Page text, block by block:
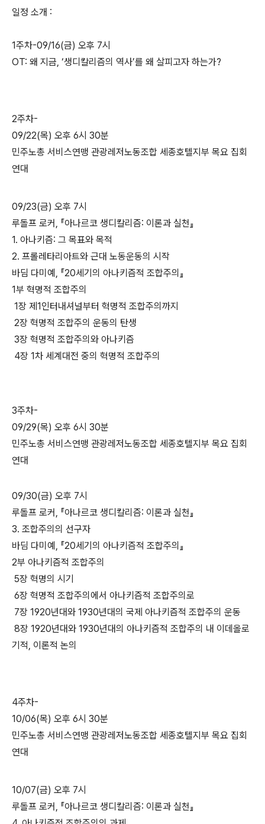
일정 소개 :
1주차-09/16(금) 오후 7시
OT: 왜 지금, ‘생디칼리즘의 역사’를 왜 살피고자 하는가?
2주차-
09/22(목) 오후 6시 30분
민주노총 서비스연맹 관광레저노동조합 세종호텔지부 목요 집회
연대
09/23(금) 오후 7시
루돌프 로커, 『아나르코 생디칼리즘: 이론과 실천』
1. 아나키즘: 그 목표와 목적
2. 프롤레타리아트와 근대 노동운동의 시작
바딤 다미예, 『20세기의 아나키즘적 조합주의』
1부 혁명적 조합주의
1장 제1인터내셔널부터 혁명적 조합주의까지
2장 혁명적 조합주의 운동의 탄생
3장 혁명적 조합주의와 아나키즘
4장 1차 세계대전 중의 혁명적 조합주의
3주차-
09/29(목) 오후 6시 30분
민주노총 서비스연맹 관광레저노동조합 세종호텔지부 목요 집회
연대
09/30(금) 오후 7시
루돌프 로커, 『아나르코 생디칼리즘: 이론과 실천』
3. 조합주의의 선구자
바딤 다미예, 『20세기의 아나키즘적 조합주의』
2부 아나키즘적 조합주의
5장 혁명의 시기
6장 혁명적 조합주의에서 아나키즘적 조합주의로
7장 1920년대와 1930년대의 국제 아나키즘적 조합주의 운동
8장 1920년대와 1930년대의 아나키즘적 조합주의 내 이데올로
기적, 이론적 논의
4주차-
10/06(목) 오후 6시 30분
민주노총 서비스연맹 관광레저노동조합 세종호텔지부 목요 집회
연대
10/07(금) 오후 7시
루돌프 로커, 『아나르코 생디칼리즘: 이론과 실천』